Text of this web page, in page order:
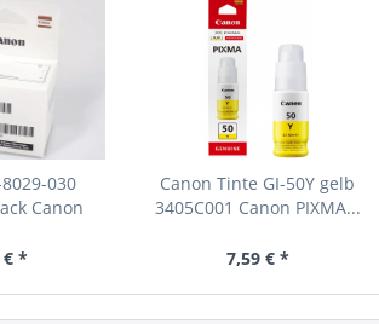
030
Canon
€ *
Canon Tinte GI-50Y gelb
3405C001 Canon PIXMA...
7,59 € *